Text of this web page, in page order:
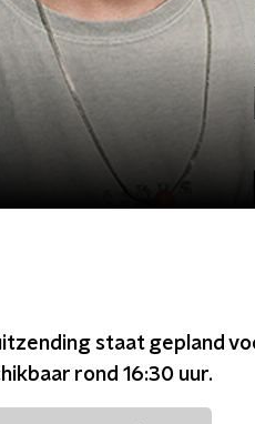
staat gepland
rond 16:30 uur.